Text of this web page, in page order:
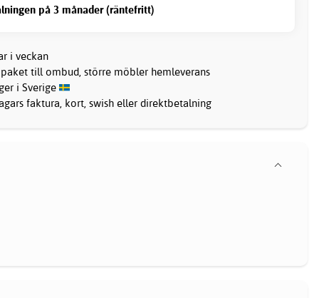
på 3 månader (räntefritt)
i veckan
till ombud, större möbler hemleverans
i Sverige
faktura, kort, swish eller direktbetalning